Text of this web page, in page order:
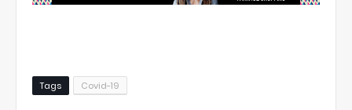
Tags Covid-19